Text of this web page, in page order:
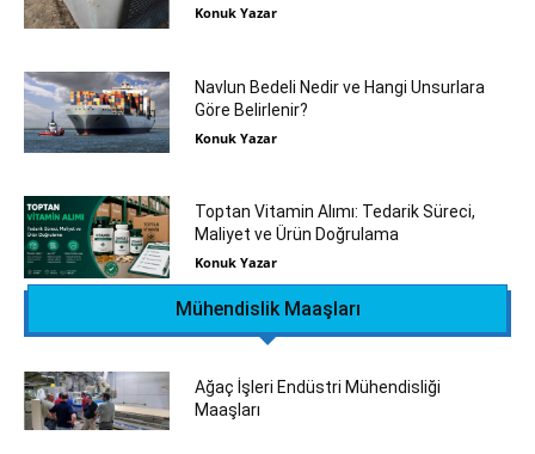
Konuk Yazar
Navlun Bedeli Nedir ve Hangi Unsurlara
Göre Belirlenir?
Konuk Yazar
Toptan Vitamin Alımı: Tedarik Süreci,
Maliyet ve Ürün Doğrulama
Konuk Yazar
Mühendislik Maaşları
Ağaç İşleri Endüstri Mühendisliği
Maaşları